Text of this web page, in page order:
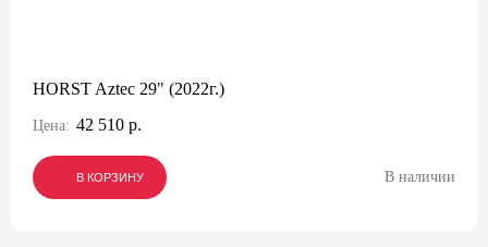
HORST Aztec 29" (2022г.)
Цена: 42 510 р.
В КОРЗИНУ
В КОРЗИНУ
В КОРЗИНУ В наличии